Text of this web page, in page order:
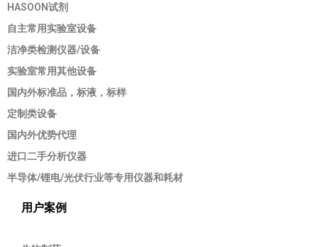
HASOON试剂
自主常用实验室设备
洁净类检测仪器/设备
实验室常用其他设备
国内外标准品，标液，标样
定制类设备
国内外优势代理
进口二手分析仪器
半导体/锂电/光伏行业等专用仪器和耗材
用户案例